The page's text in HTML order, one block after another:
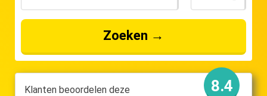
Zoeken →
Klanten beoordelen deze
8.4